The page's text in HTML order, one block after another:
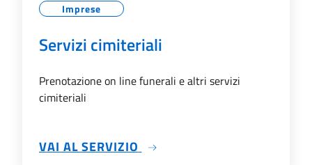
Imprese
Servizi cimiteriali
Prenotazione on line funerali e altri servizi
cimiteriali
VAI AL SERVIZIO SU SERVIZI CIMITERIALI